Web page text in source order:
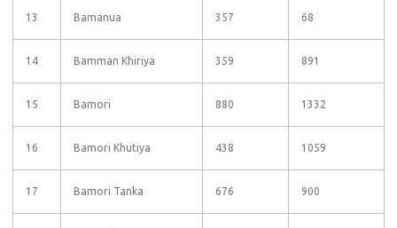
13 Bamanua 357 68
14 Bamman Khiriya 359 891
15 Bamori 880 1332
16 Bamori Khutiya 438 1059
17 Bamori Tanka 676 900